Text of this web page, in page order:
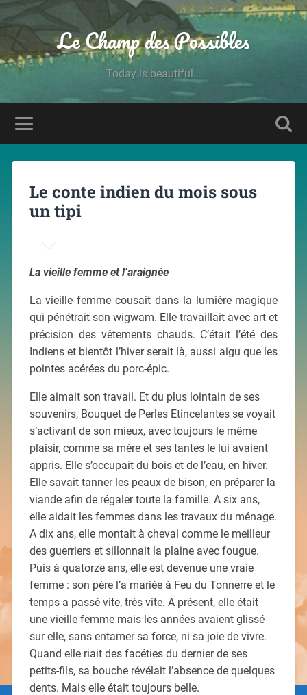
Le Champ des Possibles
Today is beautiful...
Le conte indien du mois sous
un tipi
La vieille femme et l’araignée
La vieille femme cousait dans la lumière magique
qui pénétrait son wigwam. Elle travaillait avec art et
précision des vêtements chauds. C’était l’été des
Indiens et bientôt l’hiver serait là, aussi aigu que les
pointes acérées du porc-épic.
Elle aimait son travail. Et du plus lointain de ses
souvenirs, Bouquet de Perles Etincelantes se voyait
s’activant de son mieux, avec toujours le même
plaisir, comme sa mère et ses tantes le lui avaient
appris. Elle s’occupait du bois et de l’eau, en hiver.
Elle savait tanner les peaux de bison, en préparer la
viande afin de régaler toute la famille. A six ans,
elle aidait les femmes dans les travaux du ménage.
A dix ans, elle montait à cheval comme le meilleur
des guerriers et sillonnait la plaine avec fougue.
Puis à quatorze ans, elle est devenue une vraie
femme : son père l’a mariée à Feu du Tonnerre et le
temps a passé vite, très vite. A présent, elle était
une vieille femme mais les années avaient glissé
sur elle, sans entamer sa force, ni sa joie de vivre.
Quand elle riait des facéties du dernier de ses
petits-fils, sa bouche révélait l’absence de quelques
dents. Mais elle était toujours belle.